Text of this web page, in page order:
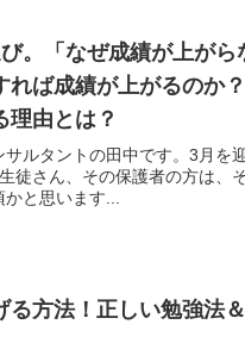
。「なぜ成績が上がら
れば成績が上がるのか
理由とは？
ルタントの田中です。3月を
徒さん、その保護者の方は、
と思います...
る方法！正しい勉強法